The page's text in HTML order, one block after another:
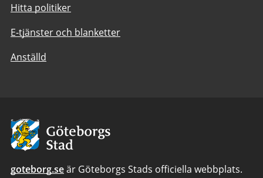
Hitta politiker
E-tjänster och blanketter
Anställd
Avsändare:
Göteborgs
Stad
goteborg.seär Göteborgs Stads officiella webbplats.